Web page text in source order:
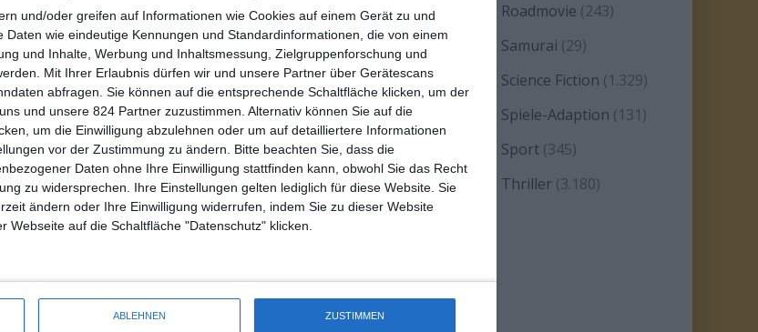
und/oder greifen auf Informationen wie Cookies auf einem Gerät zu und
wie eindeutige Kennungen und Standardinformationen, die von einem
und Inhalte, Werbung und Inhaltsmessung, Zielgruppenforschung und
Mit Ihrer Erlaubnis dürfen wir und unsere Partner über Gerätescans
abfragen. Sie können auf die entsprechende Schaltfläche klicken, um der
und unsere 824 Partner zuzustimmen. Alternativ können Sie auf die
um die Einwilligung abzulehnen oder um auf detailliertere Informationen
vor der Zustimmung zu ändern.
Bitte beachten Sie, dass die
Daten ohne Ihre Einwilligung stattfinden kann, obwohl Sie das Recht
zu widersprechen. Ihre Einstellungen gelten lediglich für diese Website. Sie
ändern oder Ihre Einwilligung widerrufen, indem Sie zu dieser Website
Webseite auf die Schaltfläche "Datenschutz" klicken.
ABLEHNEN ZUSTIMMEN
Living Without a Script
Dokumentation Italien
Samstag, 16. Mai 2026
basierende Rekonstruktion des Spätwerks des
Reality TV/Show
Roadmovie (243)
Romanze(1.584) Samurai (29)
Satire(93) Science Fiction (1.329)
Serie(2.474) Spiele-Adaption (131)
Splatter(21) Sport(345)
Stand-up-Comedy
Thriller(3.180)